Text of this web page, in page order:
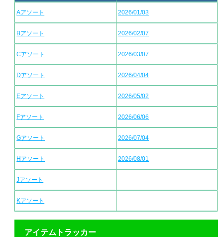
Aアソート 2026/01/03
Bアソート 2026/02/07
Cアソート 2026/03/07
Dアソート 2026/04/04
Eアソート 2026/05/02
Fアソート 2026/06/06
Gアソート 2026/07/04
Hアソート 2026/08/01
Jアソート
Kアソート
アイテムトラッカー